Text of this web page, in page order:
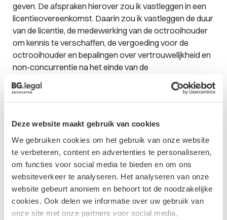
Deze website maakt gebruik van cookies
We gebruiken cookies om het gebruik van onze website
te verbeteren, content en advertenties te personaliseren,
om functies voor social media te bieden en om ons
websiteverkeer te analyseren. Het analyseren van onze
website gebeurt anoniem en behoort tot de noodzakelijke
cookies. Ook delen we informatie over uw gebruik van
onze site met onze partners voor social media,
geven. De afspraken hierover zou ik vastleggen in een
licentieovereenkomst. Daarin zou ik vastleggen de duur
van de licentie, de medewerking van de octrooihouder
om kennis te verschaffen, de vergoeding voor de
octrooihouder en bepalingen over vertrouwelijkheid en
non-concurrentie na het einde van de
licentieovereenkomst. Een voorbeeldovereenkomst
stuur ik u graag toe als u het onderstaande formulier
invult.
3D printing
Een ander voorbeeld zijn de mondkapjes en de
gezichtsbeschermers. Kort geleden verscheen
kleppen voor beademingsmachines. Zij konden de
productie niet aan. Daarom waren er anderen die met
3D printing (Additive Manufacturing) deze kleppen